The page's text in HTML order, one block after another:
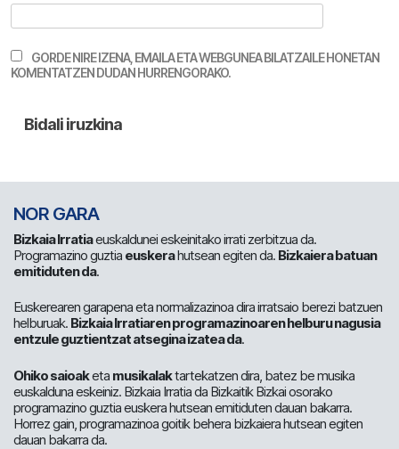
GORDE NIRE IZENA, EMAILA ETA WEBGUNEA BILATZAILE HONETAN
KOMENTATZEN DUDAN HURRENGORAKO.
NOR GARA
Bizkaia Irratiaeuskaldunei eskeinitako irrati zerbitzua da.
Programazino guztia euskerahutsean egiten da. Bizkaiera batuan
emitiduten da.
Euskerearen garapena eta normalizazinoa dira irratsaio berezi batzuen
helburuak. Bizkaia Irratiaren programazinoaren helburu nagusia
entzule guztientzat atsegina izatea da.
Ohiko saioaketa musikalaktartekatzen dira, batez be musika
euskalduna eskeiniz. Bizkaia Irratia da Bizkaitik Bizkai osorako
programazino guztia euskera hutsean emitiduten dauan bakarra.
Horrez gain, programazinoa goitik behera bizkaiera hutsean egiten
dauan bakarra da.